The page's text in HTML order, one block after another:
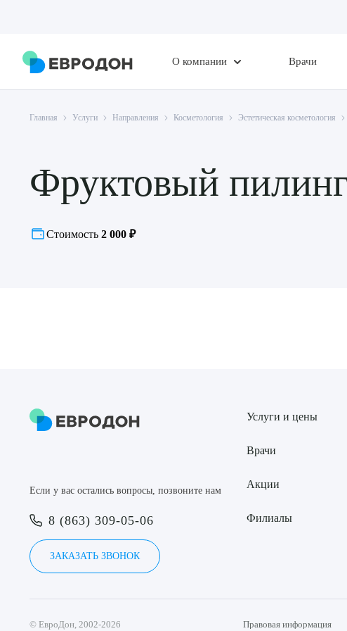
О компании Врачи
Главная Услуги Направления Косметология Эстетическая косметология
Фруктовый
Стоимость 2 000 ₽
Если у вас остались вопросы, позвоните нам
8 (863) 309-05-06
ЗАКАЗАТЬ ЗВОНОК
Услуги и цены
Врачи
Акции
Филиалы
© ЕвроДон, 2002-2026 Правовая информация